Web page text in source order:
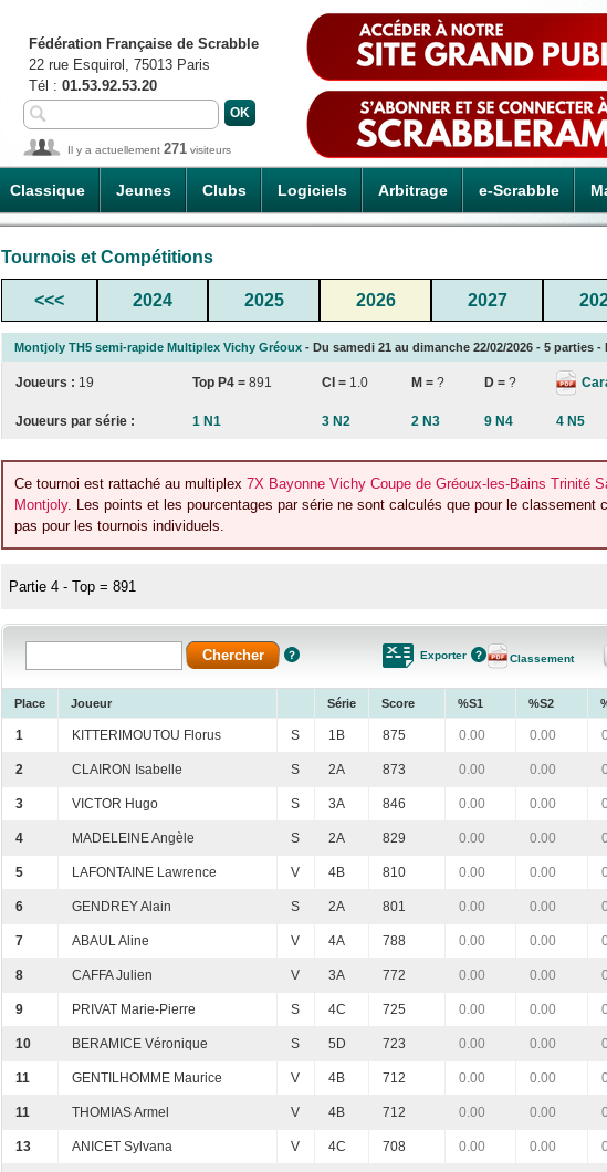
Classique Jeunes Clubs Logiciels Arbitrage e-Scrabble
Fédération Française de Scrabble
22 rue Esquirol, 75013 Paris
Tél : 01.53.92.53.20
Il y a actuellement 271 visiteurs
Tournois et Compétitions
<<< 2024 2025 2026 2027
Montjoly TH5 semi-rapide Multiplex Vichy Gréoux - Du samedi 21 au dimanche 22/02/2026 - 5 parties -
Joueurs : 19 Top P4 = 891 CI = 1.0 M = ? D = ?
Joueurs par série : 1 N1 3 N2 2 N3 9 N4 4 N5
Ce tournoi est rattaché au multiplex 7X Bayonne Vichy Coupe de Gréoux-les-Bains Trinité
Montjoly. Les points et les pourcentages par série ne sont calculés que pour le classement
pas pour les tournois individuels.
Partie 4 - Top = 891
Exporter Classement
Place Joueur Série Score %S1 %S2
1 KITTERIMOUTOU Florus S 1B 875 0.00 0.00
2 CLAIRON Isabelle S 2A 873 0.00 0.00
3 VICTOR Hugo S 3A 846 0.00 0.00
4 MADELEINE Angèle S 2A 829 0.00 0.00
5 LAFONTAINE Lawrence V 4B 810 0.00 0.00
6 GENDREY Alain S 2A 801 0.00 0.00
7 ABAUL Aline V 4A 788 0.00 0.00
8 CAFFA Julien V 3A 772 0.00 0.00
9 PRIVAT Marie-Pierre S 4C 725 0.00 0.00
10 BERAMICE Véronique S 5D 723 0.00 0.00
11 GENTILHOMME Maurice V 4B 712 0.00 0.00
11 THOMIAS Armel V 4B 712 0.00 0.00
13 ANICET Sylvana V 4C 708 0.00 0.00